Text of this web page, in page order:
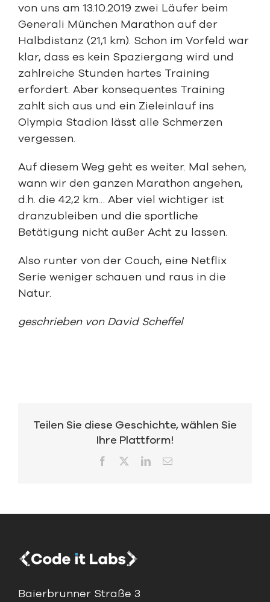
von uns am 13.10.2019 zwei Läufer beim
Generali München Marathon auf der
Halbdistanz (21,1 km). Schon im Vorfeld war
klar, dass es kein Spaziergang wird und
zahlreiche Stunden hartes Training
erfordert. Aber konsequentes Training
zahlt sich aus und ein Zieleinlauf ins
Olympia Stadion lässt alle Schmerzen
vergessen.
Auf diesem Weg geht es weiter. Mal sehen,
wann wir den ganzen Marathon angehen,
d.h. die 42,2 km… Aber viel wichtiger ist
dranzubleiben und die sportliche
Betätigung nicht außer Acht zu lassen.
Also runter von der Couch, eine Netflix
Serie weniger schauen und raus in die
Natur.
geschrieben von David Scheffel
Teilen Sie diese Geschichte, wählen Sie
Ihre Plattform!
Facebook LinkedInEmail
Baierbrunner Straße 3